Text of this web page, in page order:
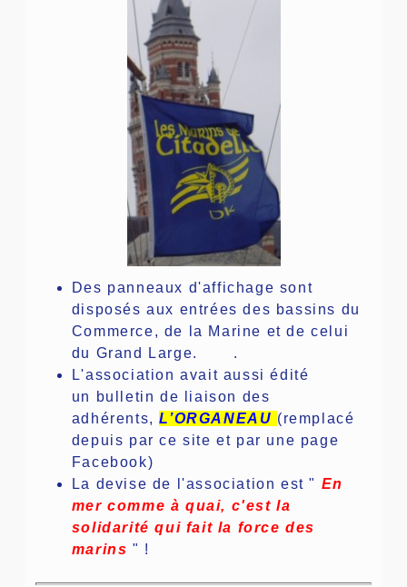
Des panneaux d'affichage sont
disposés aux entrées des bassins du
Commerce, de la Marine et de celui
du Grand Large. .
L'association avait aussi édité
un bulletin de liaison des
adhérents, L’ORGANEAU (remplacé
depuis par ce site et par une page
Facebook)
La devise de l'association est " En
mer comme à quai, c'est la
solidarité qui fait la force des
marins " !